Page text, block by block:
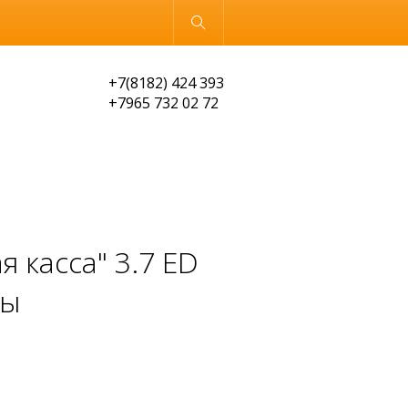
Обычная версия
+7(8182) 424 393
+7965 732 02 72
3.7 ED